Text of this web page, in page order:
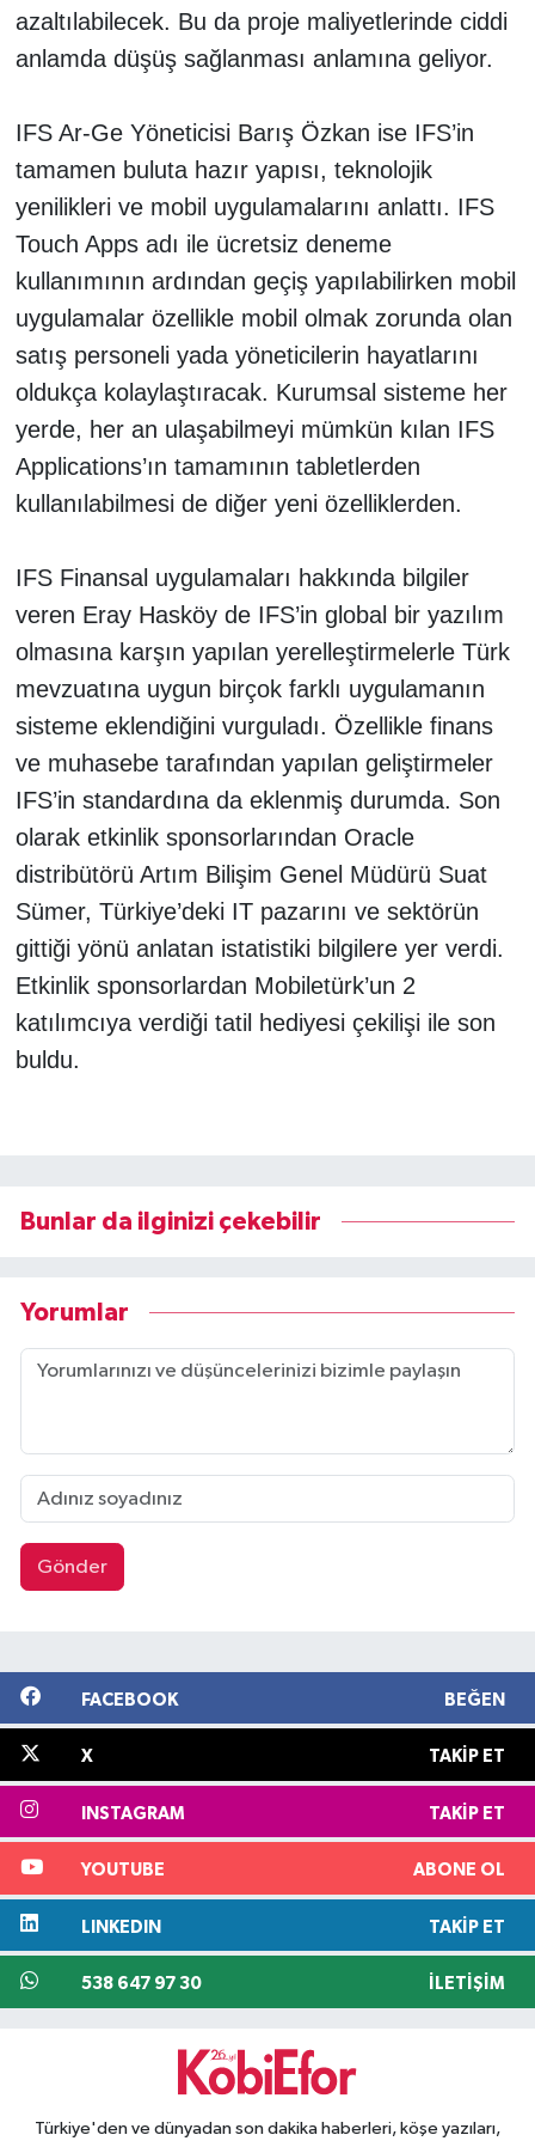
azaltılabilecek. Bu da proje maliyetlerinde ciddi
anlamda düşüş sağlanması anlamına geliyor.
IFS Ar-Ge Yöneticisi Barış Özkan ise IFS’in
tamamen buluta hazır yapısı, teknolojik
yenilikleri ve mobil uygulamalarını anlattı. IFS
Touch Apps adı ile ücretsiz deneme
kullanımının ardından geçiş yapılabilirken mobil
uygulamalar özellikle mobil olmak zorunda olan
satış personeli yada yöneticilerin hayatlarını
oldukça kolaylaştıracak. Kurumsal sisteme her
yerde, her an ulaşabilmeyi mümkün kılan IFS
Applications’ın tamamının tabletlerden
kullanılabilmesi de diğer yeni özelliklerden.
IFS Finansal uygulamaları hakkında bilgiler
veren Eray Hasköy de IFS’in global bir yazılım
olmasına karşın yapılan yerelleştirmelerle Türk
mevzuatına uygun birçok farklı uygulamanın
sisteme eklendiğini vurguladı. Özellikle finans
ve muhasebe tarafından yapılan geliştirmeler
IFS’in standardına da eklenmiş durumda. Son
olarak etkinlik sponsorlarından Oracle
distribütörü Artım Bilişim Genel Müdürü Suat
Sümer, Türkiye’deki IT pazarını ve sektörün
gittiği yönü anlatan istatistiki bilgilere yer verdi.
Etkinlik sponsorlardan Mobiletürk’un 2
katılımcıya verdiği tatil hediyesi çekilişi ile son
buldu.
Bunlar da ilginizi çekebilir
Yorumlar
Gönder
FACEBOOK BEĞEN
X TAKIP ET
INSTAGRAM TAKIP ET
YOUTUBE ABONE OL
LINKEDIN TAKIP ET
538 647 97 30 İLETIŞIM
Türkiye'den ve dünyadan son dakika haberleri, köşe yazıları,